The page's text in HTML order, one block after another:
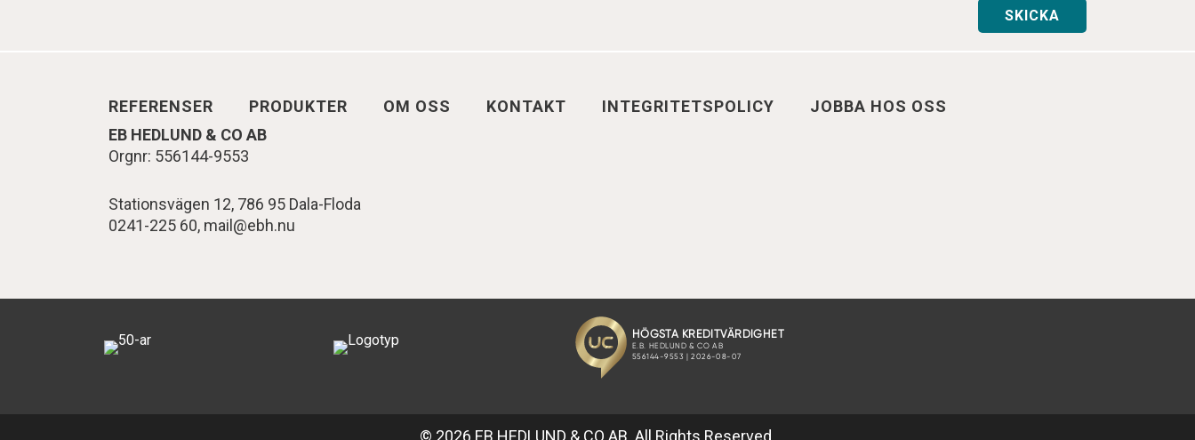
REFERENSER PRODUKTER OM OSS KONTAKT INTEGRITETSPOLICY
JOBBA HOS OSS
EB HEDLUND & CO AB
Orgnr: 556144-9553
Stationsvägen 12, 786 95 Dala-Floda
0241-225 60, mail@ebh.nu
© 2026 EB HEDLUND & CO AB. All Rights Reserved.